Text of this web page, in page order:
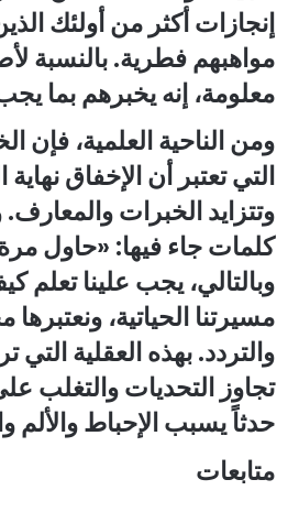
إنجازات أكثر من أولئك
مواهبهم فطرية. بالنسبة
معلومة، إنه يخبرهم بما
ومن الناحية العلمية، فإن
التي تعتبر أن الإخفاق
وتتزايد الخبرات
كلمات جاء فيها: «حاول
وبالتالي، يجب علينا تعلم
مسيرتنا الحياتية،
والتردد. بهذه العقلية
تجاوز التحديات والتغلب
حدثاً يسبب الإحباط
متابعات